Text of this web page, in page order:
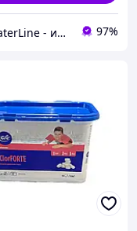
⭐ WaterLine - интернет-магазин по продаже химии и оборудования для бассейнов 97%